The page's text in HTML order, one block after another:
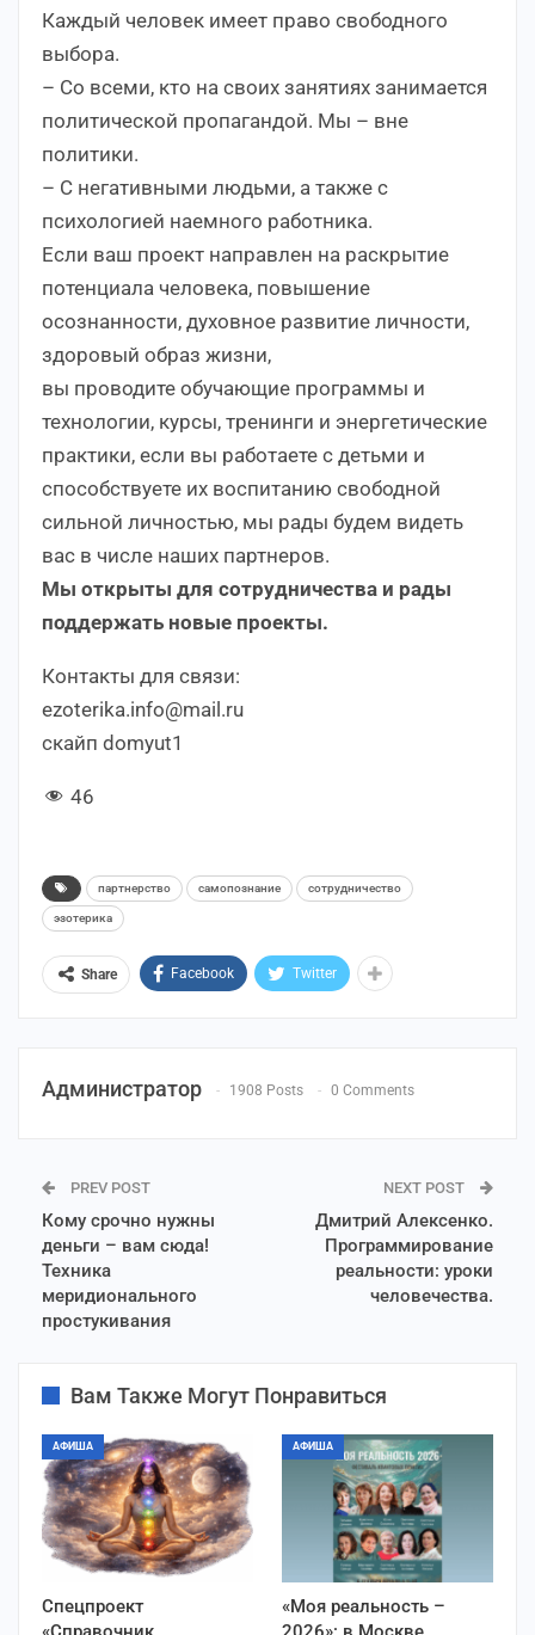
Каждый человек имеет право свободного
выбора.
– Со всеми, кто на своих занятиях занимается
политической пропагандой. Мы – вне
политики.
– С негативными людьми, а также с
психологией наемного работника.
Если ваш проект направлен на раскрытие
потенциала человека, повышение
осознанности, духовное развитие личности,
здоровый образ жизни,
вы проводите обучающие программы и
технологии, курсы, тренинги и энергетические
практики, если вы работаете с детьми и
способствуете их воспитанию свободной
сильной личностью, мы рады будем видеть
вас в числе наших партнеров.
Мы открыты для сотрудничества и рады
поддержать новые проекты.
Контакты для связи:
ezoterika.info@mail.ru
скайп domyut1
46
партнерство самопознание сотрудничество
эзотерика
Share Facebook Twitter
Администратор 1908 Posts 0 Comments
PREV POST
Кому срочно нужны
деньги – вам сюда!
Техника
меридионального
простукивания
NEXT POST
Дмитрий Алексенко.
Программирование
реальности: уроки
человечества.
Вам Также Могут Понравиться
АФИША
Спецпроект
АФИША
«Моя реальность –